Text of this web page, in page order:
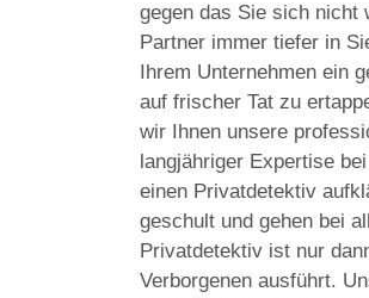
gegen das Sie sich nicht
Partner immer tiefer in
Ihrem Unternehmen ein
auf frischer Tat zu
wir Ihnen unsere
langjähriger Expertise
einen Privatdetektiv
geschult und gehen bei
Privatdetektiv ist nur
Verborgenen ausführt.